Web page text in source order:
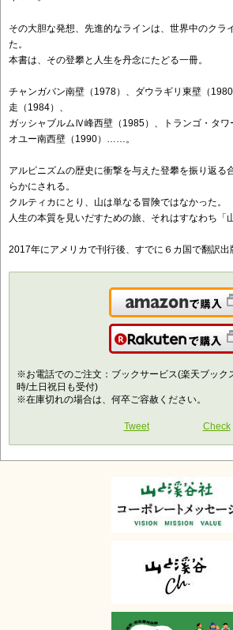
その大胆な発想、先進的なラインは、世界中のクラ
た。
本書は、その登攀と人生を丹念にたどる一冊。
チャンガバン南壁（1978）、ダウラギリ東壁（
走（1984）、
ガッシャブルムⅣ峰西壁（1985）、トランゴ・タワ
オユー南西壁（1990）……。
アルピニズムの歴史に衝撃を与えた登攀を振り返る
らかにされる。
クルティカにとり、山は単なる冒険ではなかった。
人生の本質を見いだすための旅、それはすなわち「
2017年にアメリカで刊行後、すでに６カ国で翻訳出
※お電話でのご注文：ブックサービス(楽天ブック
時/土日祝日も受付)
※在庫切れの場合は、何卒ご容赦ください。
Tweet Check